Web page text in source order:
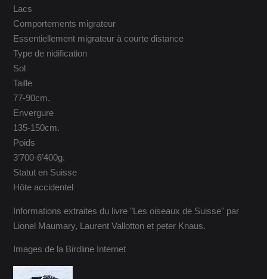
Lacs
Comportements migrateur
Essentiellement migrateur à courte distance
Type de nidification
Sol
Taille
77-90cm.
Envergure
135-150cm.
Poids
3’700-6’400g.
Statut en Suisse
Hôte accidentel
Informations extraites du livre "Les oiseaux de Suisse" par
Lionel Maumary, Laurent Vallotton et peter Knaus.
Images de la Birdline Internet